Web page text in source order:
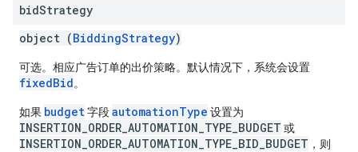
bidStrategy
object (BiddingStrategy)
可选。相应广告订单的出价策略。默认情况下，系统会设置
fixedBid。
如果 budget字段automationType 设置为
INSERTION_ORDER_AUTOMATION_TYPE_BUDGET 或
INSERTION_ORDER_AUTOMATION_TYPE_BID_BUDGET ，则